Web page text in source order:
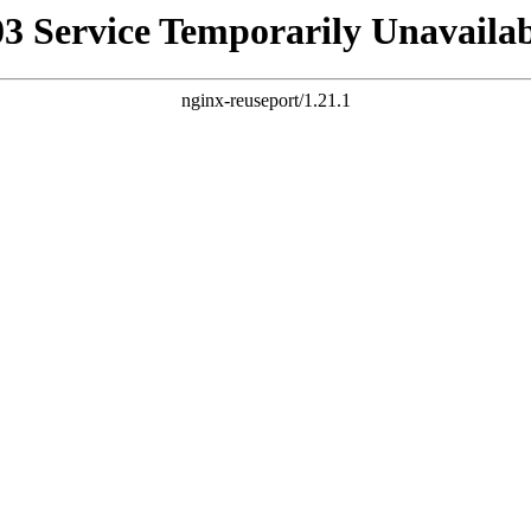
Service Temporarily
nginx-reuseport/1.21.1